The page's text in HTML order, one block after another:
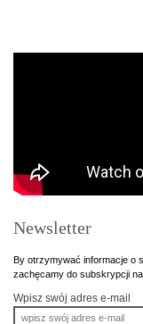
Newsletter
By otrzymywać informacje o
zachęcamy do subskrypcji
Wpisz swój adres e-mail